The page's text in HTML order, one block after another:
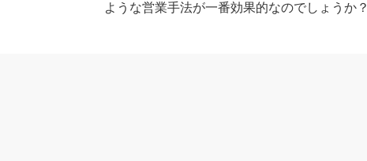
ような営業手法が一番効果的なのでしょうか？